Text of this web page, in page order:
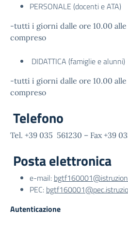
PERSONALE (docenti e ATA)
-tutti i giorni dalle ore 10.00 alle
compreso
DIDATTICA (famiglie e alunni)
-tutti i giorni dalle ore 10.00 alle
compreso
Telefono
Tel. +39 035 561230 – Fax +39
Posta elettronica
e-mail:
PEC:
Autenticazione